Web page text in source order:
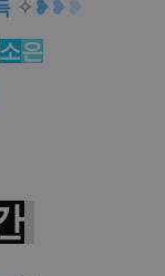
✧ ❥ ❥ ❥
소은